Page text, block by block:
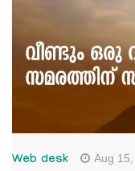
Web desk Aug